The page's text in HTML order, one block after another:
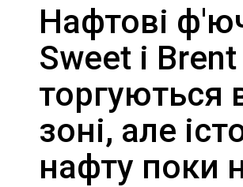
Нафтові
Sweet і
торгуються
зоні, але
нафту поки